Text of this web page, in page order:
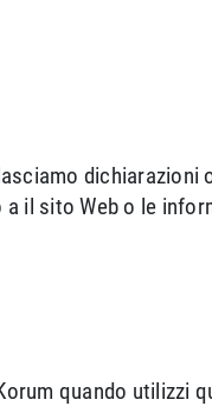
dichiarazioni
il sito Web o le
quando utilizzi